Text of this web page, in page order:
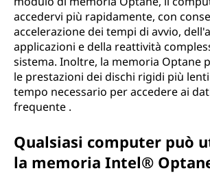
accedervi più rapidamente, con
accelerazione dei tempi di avvio,
applicazioni e della reattività
sistema. Inoltre, la memoria Optane
le prestazioni dei dischi rigidi più
tempo necessario per accedere ai
frequente .
Qualsiasi computer può
la memoria Intel®